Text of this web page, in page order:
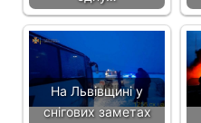
На Львівщині у
снігових заметах